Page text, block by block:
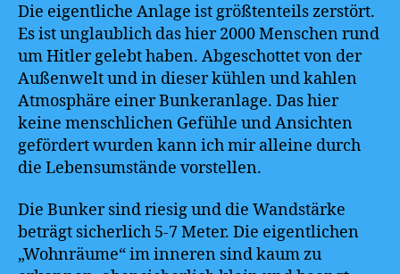
Die eigentliche Anlage ist größtenteils zerstört.
Es ist unglaublich das hier 2000 Menschen rund
um Hitler gelebt haben. Abgeschottet von der
Außenwelt und in dieser kühlen und kahlen
Atmosphäre einer Bunkeranlage. Das hier
keine menschlichen Gefühle und Ansichten
gefördert wurden kann ich mir alleine durch
die Lebensumstände vorstellen.
Die Bunker sind riesig und die Wandstärke
beträgt sicherlich 5-7 Meter. Die eigentlichen
„Wohnräume“ im inneren sind kaum zu